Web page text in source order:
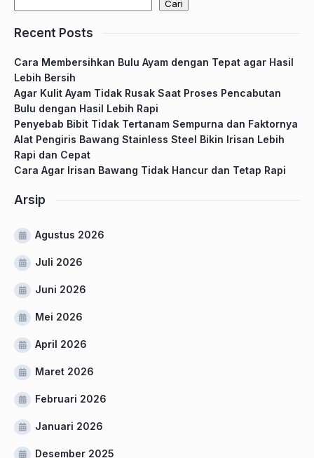
Cari
Recent Posts
Cara Membersihkan Bulu Ayam dengan Tepat agar Hasil
Lebih Bersih
Agar Kulit Ayam Tidak Rusak Saat Proses Pencabutan
Bulu dengan Hasil Lebih Rapi
Penyebab Bibit Tidak Tertanam Sempurna dan Faktornya
Alat Pengiris Bawang Stainless Steel Bikin Irisan Lebih
Rapi dan Cepat
Cara Agar Irisan Bawang Tidak Hancur dan Tetap Rapi
Arsip
Agustus 2026
Juli 2026
Juni 2026
Mei 2026
April 2026
Maret 2026
Februari 2026
Januari 2026
Desember 2025